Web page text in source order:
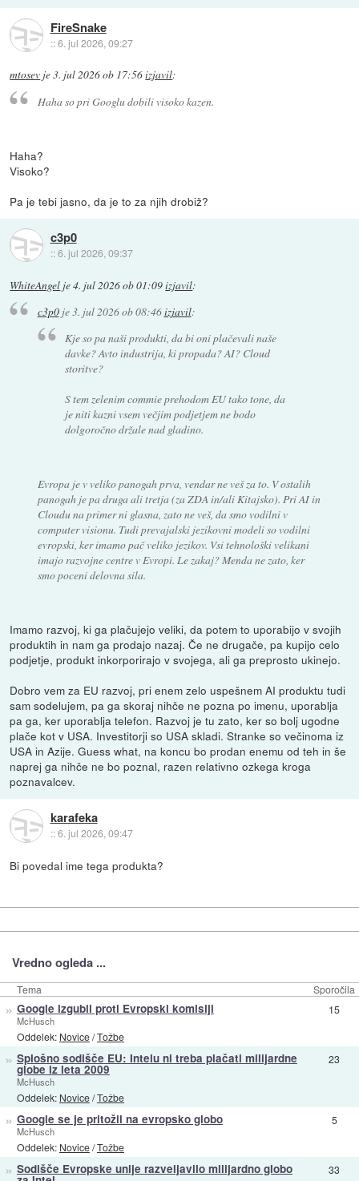
FireSnake
::6. jul 2026, 09:27
mtosev je3. jul 2026 ob 17:56izjavil:
Haha so pri Googlu dobili visoko kazen.
Haha?
Visoko?
Pa je tebi jasno, da je to za njih drobiž?
c3p0
::6. jul 2026, 09:37
WhiteAngel je4. jul 2026 ob 01:09izjavil:
c3p0je3. jul 2026 ob 08:46izjavil:
Kje so pa naši produkti, da bi oni plačevali naše
davke? Avto industrija, ki propada? AI? Cloud
storitve?
S tem zelenim commie prehodom EU tako tone, da
je niti kazni vsem večjim podjetjem ne bodo
dolgoročno držale nad gladino.
Evropa je v veliko panogah prva, vendar ne veš za to. V ostalih
panogah je pa druga ali tretja (za ZDA in/ali Kitajsko). Pri AI in
Cloudu na primer ni glasna, zato ne veš, da smo vodilni v
computer visionu. Tudi prevajalski jezikovni modeli so vodilni
evropski, ker imamo pač veliko jezikov. Vsi tehnološki velikani
imajo razvojne centre v Evropi. Le zakaj? Menda ne zato, ker
smo poceni delovna sila.
Imamo razvoj, ki ga plačujejo veliki, da potem to uporabijo v svojih
produktih in nam ga prodajo nazaj. Če ne drugače, pa kupijo celo
podjetje, produkt inkorporirajo v svojega, ali ga preprosto ukinejo.
Dobro vem za EU razvoj, pri enem zelo uspešnem AI produktu tudi
sam sodelujem, pa ga skoraj nihče ne pozna po imenu, uporablja
pa ga, ker uporablja telefon. Razvoj je tu zato, ker so bolj ugodne
plače kot v USA. Investitorji so USA skladi. Stranke so večinoma iz
USA in Azije. Guess what, na koncu bo prodan enemu od teh in še
naprej ga nihče ne bo poznal, razen relativno ozkega kroga
poznavalcev.
karafeka
::6. jul 2026, 09:47
Bi povedal ime tega produkta?
Vredno ogleda ...
Tema Sporočila
» Google izgubil proti Evropski komisiji
McHusch
Oddelek: Novice/Tožbe
15
» Splošno sodišče EU: Intelu ni treba plačati milijardne
globe iz leta 2009
McHusch
Oddelek: Novice/Tožbe
23
» Google se je pritožil na evropsko globo
McHusch
Oddelek: Novice/Tožbe
5
» Sodišče Evropske unije razveljavilo milijardno globo 33